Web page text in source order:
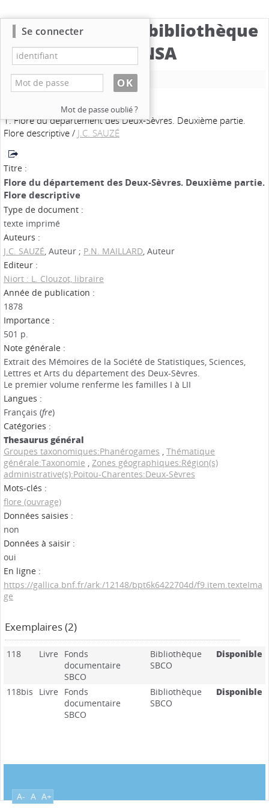
Catalogue de la bibliothèque
du CBNSA
Nouvelle recherche
1. Flore du département des Deux-Sèvres. Deuxième partie.
Flore descriptive/ J.C. SAUZÉ
Titre :
Flore du département des Deux-Sèvres. Deuxième partie.
Flore descriptive
Type de document :
texte imprimé
Auteurs :
J.C. SAUZÉ, Auteur ; P.N. MAILLARD, Auteur
Editeur :
Niort : L. Clouzot, libraire
Année de publication :
1878
Importance :
501 p.
Note générale :
Extrait des Mémoires de la Société de Statistiques, Sciences,
Lettres et Arts du département des Deux-Sèvres.
Le premier volume renferme les familles I à LII
Langues :
Français (fre)
Catégories :
Thesaurus général
Groupes taxonomiques:Phanérogames , Thématique
générale:Taxonomie , Zones géographiques:Région(s)
administrative(s):Poitou-Charentes:Deux-Sèvres
Mots-clés :
flore (ouvrage)
Données saisies :
non
Données à saisir :
oui
En ligne :
https://gallica.bnf.fr/ark:/12148/bpt6k6422704d/f9.item.texteIma
ge
Exemplaires (2)
118 Livre
Fonds
documentaire
SBCO
Bibliothèque
SBCO
Disponible
118bis Livre
Fonds
documentaire
SBCO
Bibliothèque
SBCO
Disponible
A- A A+
Se connecter
Mot de passe oublié ?